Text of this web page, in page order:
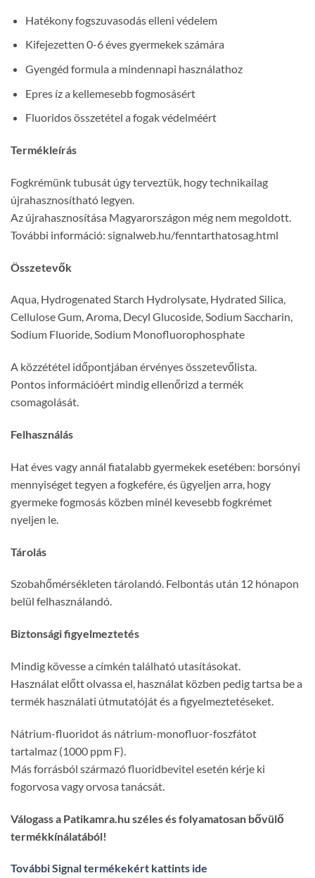
Hatékony fogszuvasodás elleni védelem
Kifejezetten 0-6 éves gyermekek számára
Gyengéd formula a mindennapi használathoz
Epres íz a kellemesebb fogmosásért
Fluoridos összetétel a fogak védelméért
Termékleírás
Fogkrémünk tubusát úgy terveztük, hogy technikailag
újrahasznosítható legyen.
Az újrahasznosítása Magyarországon még nem megoldott.
További információ: signalweb.hu/fenntarthatosag.html
Összetevők
Aqua, Hydrogenated Starch Hydrolysate, Hydrated Silica,
Cellulose Gum, Aroma, Decyl Glucoside, Sodium Saccharin,
Sodium Fluoride, Sodium Monofluorophosphate
A közzététel időpontjában érvényes összetevőlista.
Pontos információért mindig ellenőrizd a termék
csomagolását.
Felhasználás
Hat éves vagy annál fiatalabb gyermekek esetében: borsónyi
mennyiséget tegyen a fogkefére, és ügyeljen arra, hogy
gyermeke fogmosás közben minél kevesebb fogkrémet
nyeljen le.
Tárolás
Szobahőmérsékleten tárolandó. Felbontás után 12 hónapon
belül felhasználandó.
Biztonsági figyelmeztetés
Mindig kövesse a címkén található utasításokat.
Használat előtt olvassa el, használat közben pedig tartsa be a
termék használati útmutatóját és a figyelmeztetéseket.
Nátrium-fluoridot ás nátrium-monofluor-foszfátot
tartalmaz (1000 ppm F).
Más forrásból származó fluoridbevitel esetén kérje ki
fogorvosa vagy orvosa tanácsát.
Válogass a Patikamra.hu széles és folyamatosan bővülő
termékkínálatából!
További Signal termékekért kattints ide